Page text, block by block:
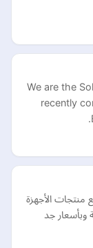
We are the
recently
منتجات الأجهزة
وبأسعار جد